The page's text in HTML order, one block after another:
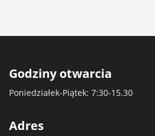
Godziny otwarcia
Poniedziałek-Piątek: 7:30-15.30
Adres